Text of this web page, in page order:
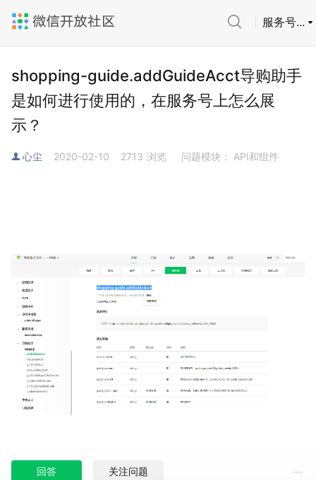
服务号...
shopping-guide.addGuideAcct导购助手
是如何进行使用的，在服务号上怎么展
示？
心尘 2020-02-10 2713 浏览 问题模块： API和组件
回答 关注问题